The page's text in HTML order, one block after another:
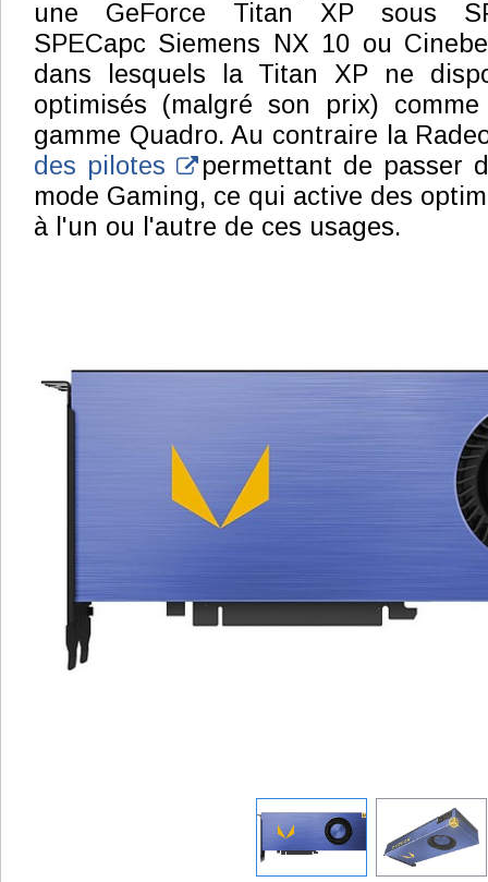
une GeForce Titan XP sous
SPECapc Siemens NX 10 ou
dans lesquels la Titan XP ne
optimisés (malgré son prix)
gamme Quadro. Au contraire la
des pilotes permettant de passer
mode Gaming, ce qui active des
à l'un ou l'autre de ces usages.